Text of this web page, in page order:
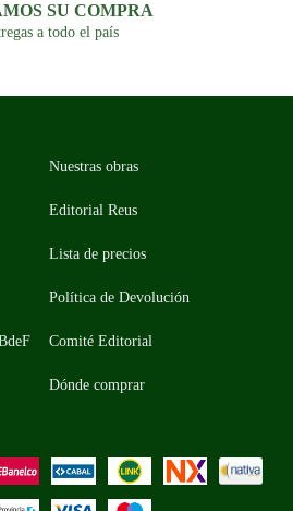
SU COMPRA
a todo el país
Nuestras obras
Editorial Reus
Lista de precios
Política de Devolución
Comité Editorial
Dónde comprar